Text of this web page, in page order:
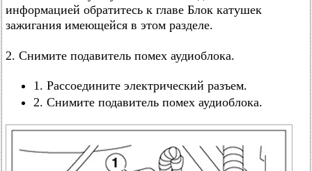
информацией обратитесь к главе Блок катушек
зажигания имеющейся в этом разделе.
2. Снимите подавитель помех аудиоблока.
1. Рассоедините электрический разъем.
2. Снимите подавитель помех аудиоблока.